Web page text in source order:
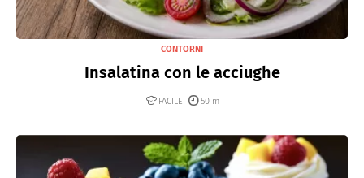
CONTORNI
Insalatina con le acciughe
FACILE 50 m